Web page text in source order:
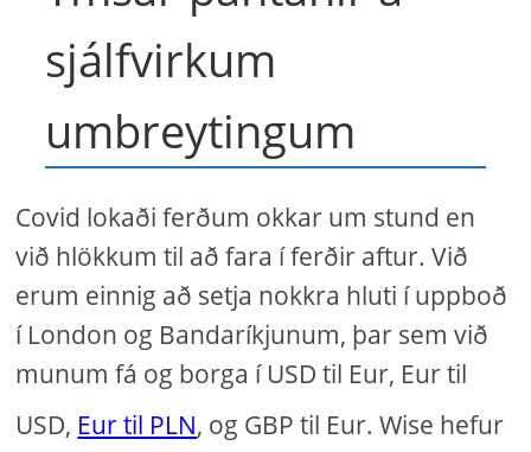
sjálfvirkum
umbreytingum
Covid lokaði ferðum okkar um stund en
við hlökkum til að fara í ferðir aftur. Við
erum einnig að setja nokkra hluti í uppboð
í London og Bandaríkjunum, þar sem við
munum fá og borga í USD til Eur, Eur til
USD, Eur til PLN, og GBP til Eur. Wise hefur